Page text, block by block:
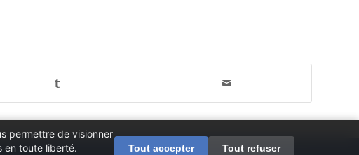
permettre de visionner
en toute liberté.
Tout accepter Tout refuser